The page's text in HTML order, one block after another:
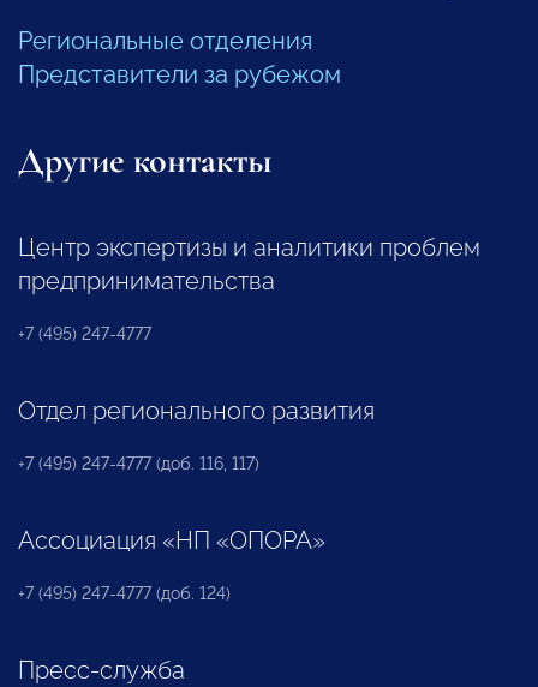
Региональные отделения
Представители за рубежом
Другие контакты
Центр экспертизы и аналитики проблем
предпринимательства
+7 (495) 247-4777
Отдел регионального развития
+7 (495) 247-4777 (доб. 116, 117)
Ассоциация «НП «ОПОРА»
+7 (495) 247-4777 (доб. 124)
Пресс-служба